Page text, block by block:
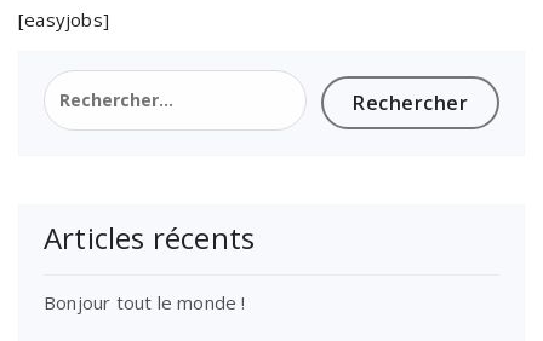
[easyjobs]
Rechercher :
Articles récents
Bonjour tout le monde !